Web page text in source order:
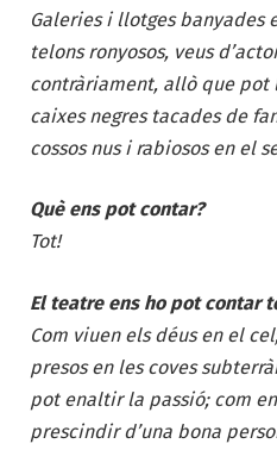
Galeries i llotges banyades
telons ronyosos, veus
contràriament, allò que
caixes negres tacades de
cossos nus i rabiosos en el
Què ens pot contar?
Tot!
El teatre ens ho pot contar
Com viuen els déus en el
presos en les coves
pot enaltir la passió; com
prescindir d’una bona